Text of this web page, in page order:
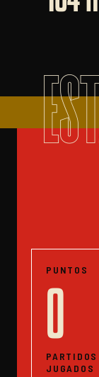
PUNTOS
0
PARTIDOS
JUGADOS